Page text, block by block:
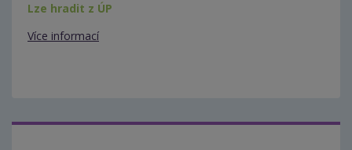
Lze hradit z ÚP
Více informací